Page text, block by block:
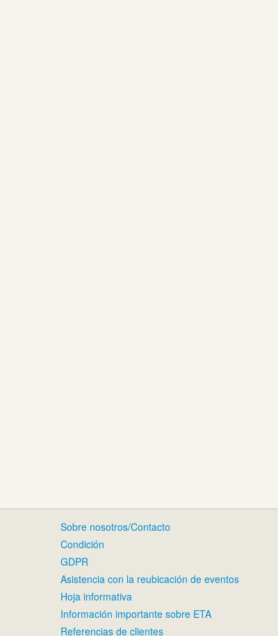
Sobre nosotros/Contacto
Condición
GDPR
Asistencia con la reubicación de eventos
Hoja informativa
Información importante sobre ETA
Referencias de clientes